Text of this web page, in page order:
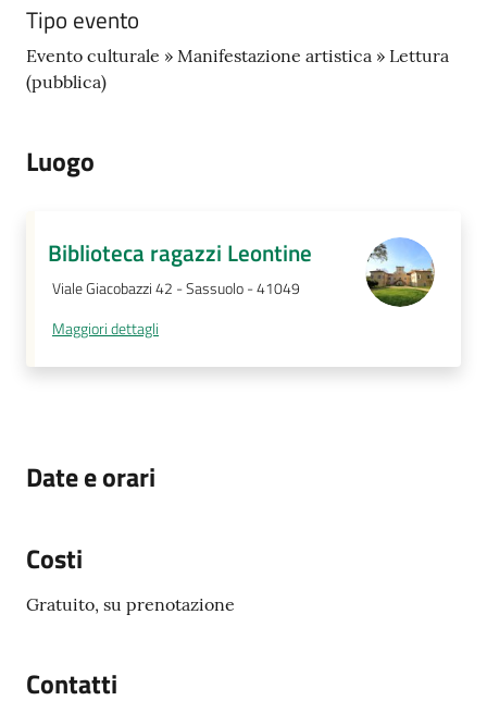
o
Tutti
Tipo evento
Evento culturale » Manifestazione artistica » Lettura
(pubblica)
Luogo
Biblioteca ragazzi Leontine
Viale Giacobazzi 42 - Sassuolo - 41049
Maggiori dettagli
Date e orari
Costi
Gratuito, su prenotazione
Contatti